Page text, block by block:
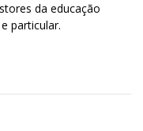
da educação
particular.